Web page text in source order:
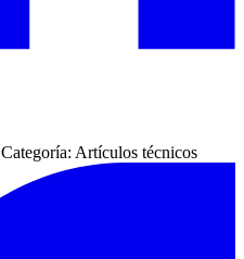
Categoría: Artículos técnicos